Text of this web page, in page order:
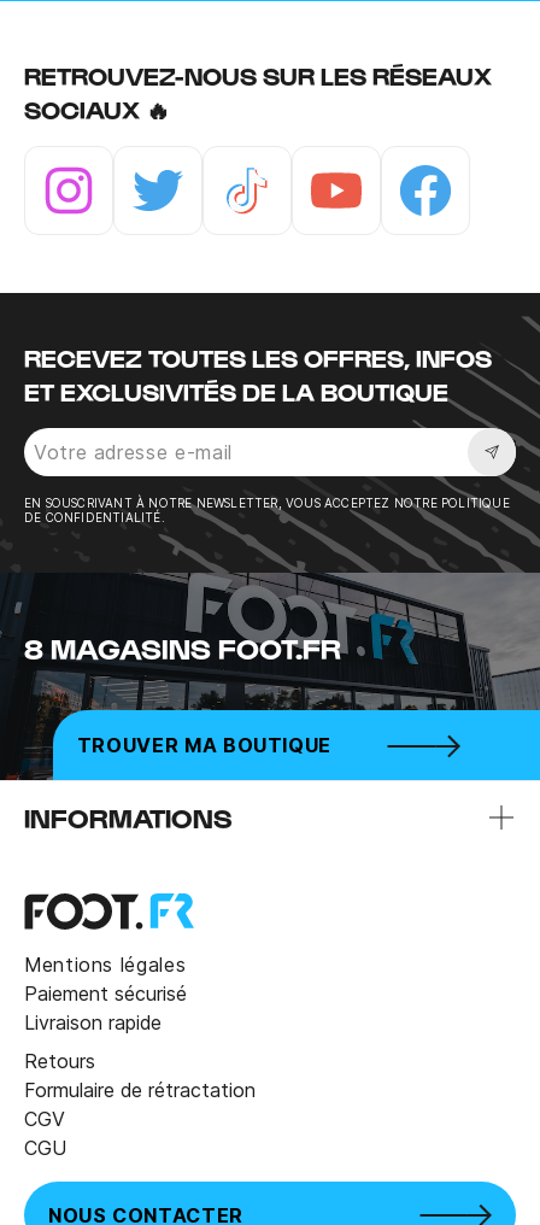
RETROUVEZ-NOUS SUR LES RÉSEAUX
SOCIAUX 🔥
RECEVEZ TOUTES LES OFFRES, INFOS
ET EXCLUSIVITÉS DE LA BOUTIQUE
EN SOUSCRIVANT À NOTRE NEWSLETTER, VOUS ACCEPTEZ NOTRE POLITIQUE
DE CONFIDENTIALITÉ.
8 MAGASINS FOOT.FR
TROUVER MA BOUTIQUE
INFORMATIONS
Mentions légales
Paiement sécurisé
Livraison rapide
Retours
Formulaire de rétractation
CGV
CGU
NOUS CONTACTER